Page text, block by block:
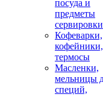
посуда и
предметы
сервировки
Кофеварки,
кофейники,
термосы
Масленки,
мельницы
специй,